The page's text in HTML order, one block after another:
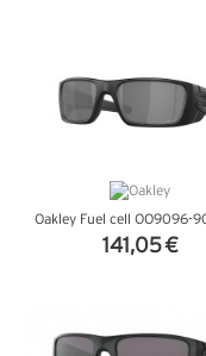
Oakley Fuel cell OO9096-
141,05 €